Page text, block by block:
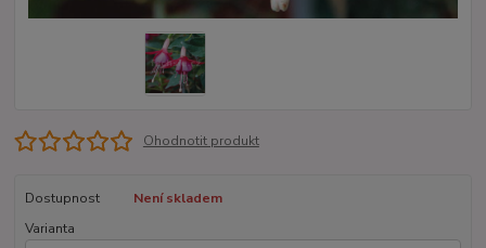
Ohodnotit produkt
Dostupnost
Není skladem
Varianta